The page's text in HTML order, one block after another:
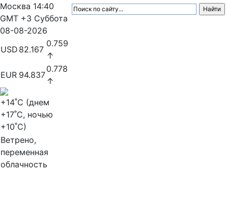
Москва 14:40
GMT +3 Суббота
08-08-2026
USD 82.167
0.759
↑
EUR 94.837
0.778
↑
+14˚C (днем
+17˚C, ночью
+10˚C)
Ветрено,
переменная
облачность